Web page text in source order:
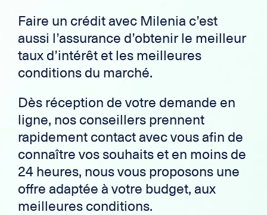
Faire un crédit avec Milenia c’est
aussi l’assurance d’obtenir le meilleur
taux d’intérêt et les meilleures
conditions du marché.
Dès réception de votre demande en
ligne, nos conseillers prennent
rapidement contact avec vous afin de
connaître vos souhaits et en moins de
24 heures, nous vous proposons une
offre adaptée à votre budget, aux
meilleures conditions.